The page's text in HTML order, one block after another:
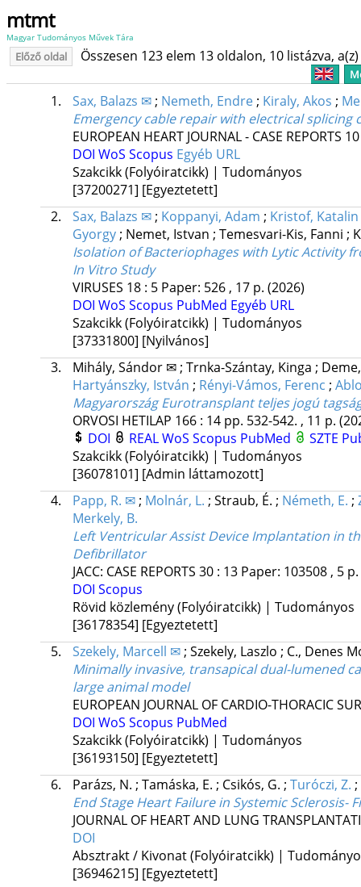
mtmt
Magyar Tudományos Művek Tára
Előző oldal Összesen 123 elem 13 oldalon, 10 listázva,
1. Sax, Balazs ✉; Nemeth, Endre; Kiraly, Akos ;
Emergency cable repair with electrical
EUROPEAN HEART JOURNAL - CASE REPORTS 10
DOI WoS Scopus Egyéb URL
Szakcikk (Folyóiratcikk) | Tudományos
[37200271] [Egyeztetett]
2.
Sax, Balazs ✉; Koppanyi, Adam ; Kristof, Katalin
Gyorgy; Nemet, Istvan ; Temesvari-Kis, Fanni ;
Isolation of Bacteriophages with Lytic Activity
In Vitro Study
VIRUSES 18: 5 Paper: 526 , 17 p. (2026)
DOI WoS Scopus PubMed Egyéb URL
Szakcikk (Folyóiratcikk) | Tudományos
[37331800] [Nyilvános]
3.
Mihály, Sándor ✉; Trnka-Szántay, Kinga ;
Hartyánszky, István ; Rényi-Vámos, Ferenc ;
Magyarország Eurotransplant teljes jogú
ORVOSI HETILAP 166: 14 pp. 532-542. , 11 p.
DOI
REALWoS Scopus PubMed
SZTE
Szakcikk (Folyóiratcikk) | Tudományos
[36078101] [Admin láttamozott]
4.
Papp, R. ✉; Molnár, L. ; Straub, É. ; Németh, E. ;
Merkely, B.
Left Ventricular Assist Device Implantation in
Defibrillator
JACC: CASE REPORTS 30: 13 Paper: 103508 , 5 p.
DOI Scopus
Rövid közlemény (Folyóiratcikk) | Tudományos
[36178354] [Egyeztetett]
5.
Szekely, Marcell ✉; Szekely, Laszlo ; C., Denes
Minimally invasive, transapical dual-lumened
large animal model
EUROPEAN JOURNAL OF CARDIO-THORACIC
DOI WoS Scopus PubMed
Szakcikk (Folyóiratcikk) | Tudományos
[36193150] [Egyeztetett]
6.
Parázs, N. ; Tamáska, E. ; Csikós, G. ; Turóczi, Z. ;
End Stage Heart Failure in Systemic
JOURNAL OF HEART AND LUNG
DOI
Absztrakt / Kivonat (Folyóiratcikk) |
[36946215] [Egyeztetett]